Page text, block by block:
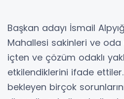
Başkan adayı İsmail
Mahallesi sakinleri ve
içten ve çözüm odaklı
etkilendiklerini ifade ettiler.
bekleyen birçok